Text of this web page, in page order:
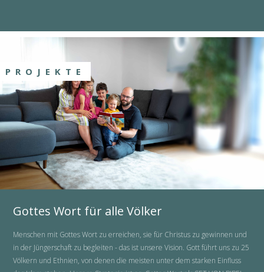
PROJEKTE
Gottes Wort für alle Völker
Menschen mit Gottes Wort zu erreichen, sie für Christus zu gewinnen und
in der Jüngerschaft zu begleiten - das ist unsere Vision. Gott führt uns zu 25
Völkern und Ethnien, von denen die meisten unter dem starken Einfluss